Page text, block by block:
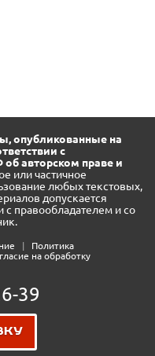
опубликованные на
с
авторском праве и
или частичное
любых текстовых,
допускается
с правообладателем и со
|
Политика
на обработку
39